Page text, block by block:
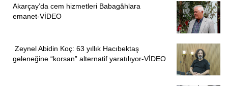
Akarçay’da cem hizmetleri Babagâhlara
emanet-VİDEO
Zeynel Abidin Koç: 63 yıllık Hacıbektaş
geleneğine “korsan” alternatif yaratılıyor-VİDEO